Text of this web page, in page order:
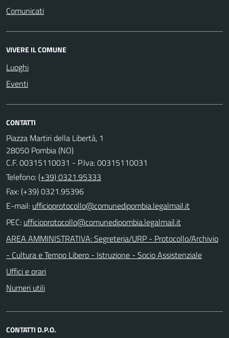
Comunicati
VIVERE IL COMUNE
Luoghi
Eventi
CONTATTI
Piazza Martiri della Libertà, 1
28050 Pombia (NO)
C.F. 00315110031 - P.Iva: 00315110031
Telefono:(+39) 0321.95333
Fax: (+39) 0321.95396
E-mail:
PEC:
AREA AMMINISTRATIVA: Segreteria/URP - Protocollo/Archivio
- Cultura e Tempo Libero - Istruzione - Socio Assistenziale
Uffici e orari
Numeri utili
CONTATTI D.P.O.